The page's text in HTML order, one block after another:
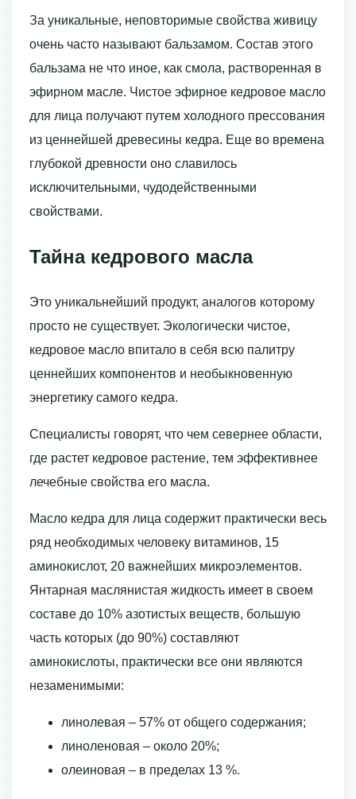
За уникальные, неповторимые свойства живицу
очень часто называют бальзамом. Состав этого
бальзама не что иное, как смола, растворенная в
эфирном масле. Чистое эфирное кедровое масло
для лица получают путем холодного прессования
из ценнейшей древесины кедра. Еще во времена
глубокой древности оно славилось
исключительными, чудодейственными
свойствами.
Тайна кедрового масла
Это уникальнейший продукт, аналогов которому
просто не существует. Экологически чистое,
кедровое масло впитало в себя всю палитру
ценнейших компонентов и необыкновенную
энергетику самого кедра.
Специалисты говорят, что чем севернее области,
где растет кедровое растение, тем эффективнее
лечебные свойства его масла.
Масло кедра для лица содержит практически весь
ряд необходимых человеку витаминов, 15
аминокислот, 20 важнейших микроэлементов.
Янтарная маслянистая жидкость имеет в своем
составе до 10% азотистых веществ, большую
часть которых (до 90%) составляют
аминокислоты, практически все они являются
незаменимыми:
линолевая – 57% от общего содержания;
линоленовая – около 20%;
олеиновая – в пределах 13 %.